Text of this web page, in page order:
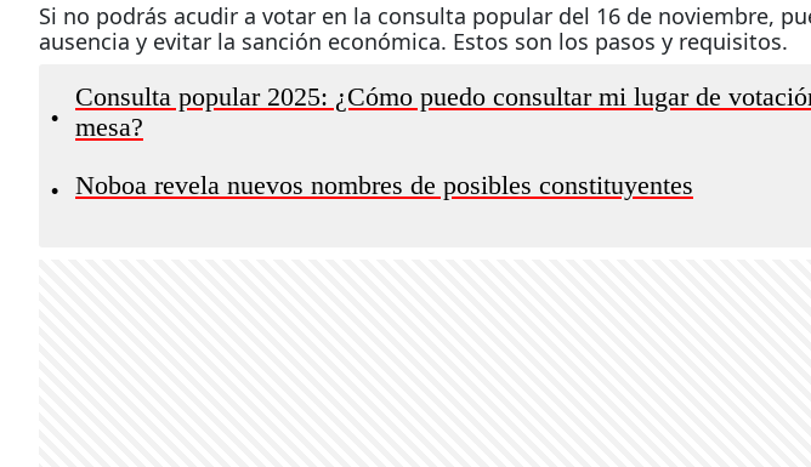
Si no podrás acudir a votar en la consulta popular del 16 de noviembre,
ausencia y evitar la sanción económica. Estos son los pasos y requisitos.
•
Consulta popular 2025: ¿Cómo puedo consultar mi lugar de
mesa?
• Noboa revela nuevos nombres de posibles constituyentes